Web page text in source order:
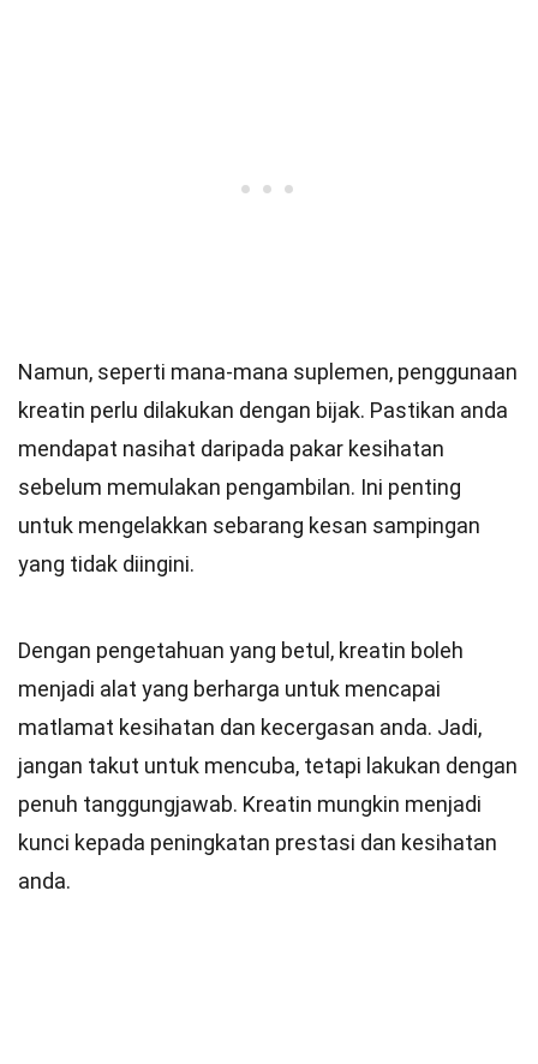
Namun, seperti mana-mana suplemen, penggunaan
kreatin perlu dilakukan dengan bijak. Pastikan anda
mendapat nasihat daripada pakar kesihatan
sebelum memulakan pengambilan. Ini penting
untuk mengelakkan sebarang kesan sampingan
yang tidak diingini.
Dengan pengetahuan yang betul, kreatin boleh
menjadi alat yang berharga untuk mencapai
matlamat kesihatan dan kecergasan anda. Jadi,
jangan takut untuk mencuba, tetapi lakukan dengan
penuh tanggungjawab. Kreatin mungkin menjadi
kunci kepada peningkatan prestasi dan kesihatan
anda.